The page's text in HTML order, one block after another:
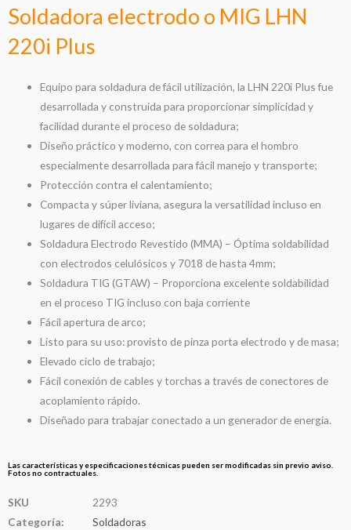
Soldadora electrodo o MIG LHN
220i Plus
Equipo para soldadura de fácil utilización, la LHN 220i Plus fue
desarrollada y construida para proporcionar simplicidad y
facilidad durante el proceso de soldadura;
Diseño práctico y moderno, con correa para el hombro
especialmente desarrollada para fácil manejo y transporte;
Protección contra el calentamiento;
Compacta y súper liviana, asegura la versatilidad incluso en
lugares de difícil acceso;
Soldadura Electrodo Revestido (MMA) – Óptima soldabilidad
con electrodos celulósicos y 7018 de hasta 4mm;
Soldadura TIG (GTAW) – Proporciona excelente soldabilidad
en el proceso TIG incluso con baja corriente
Fácil apertura de arco;
Listo para su uso: provisto de pinza porta electrodo y de masa;
Elevado ciclo de trabajo;
Fácil conexión de cables y torchas a través de conectores de
acoplamiento rápido.
Diseñado para trabajar conectado a un generador de energía.
Las características y especificaciones técnicas pueden ser modificadas sin previo aviso.
Fotos no contractuales.
SKU
2293
Categoría:
Soldadoras